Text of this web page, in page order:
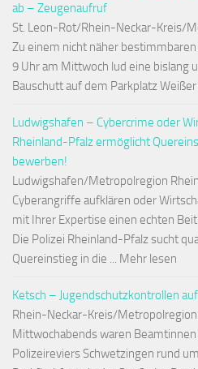
ab – Zeugenaufruf
St. Leon-Rot/Rhein-Neckar-Kreis/
Zu einem nicht näher
9 Uhr am Mittwoch lud eine bislang
Bauschutt auf dem Parkplatz
Ludwigshafen – Cybercrime oder
Rheinland-Pfalz ermöglicht
bewerben!
Ludwigshafen/Metropolregion
Cyberangriffe aufklären oder
mit Ihrer Expertise einen echten
Die Polizei Rheinland-Pfalz sucht
Quereinstieg in die ... Mehr lesen
Ketsch – Jugendschutzkontrollen
Rhein-Neckar-Kreis/
Mittwochabends waren
Polizeireviers Schwetzingen rund